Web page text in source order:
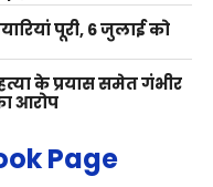
पूरी, 6 जुलाई को
के प्रयास समेत गंभीर
आरोप
Page